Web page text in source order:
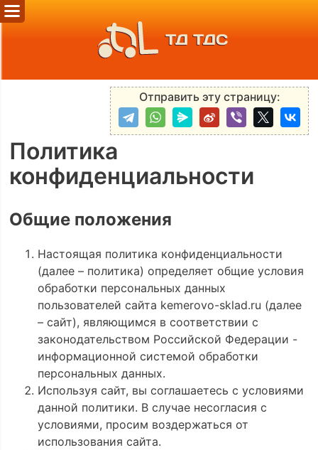
ТД ТДС
Отправить эту страницу:
Политика
конфиденциальности
Общие положения
Настоящая политика конфиденциальности
(далее – политика) определяет общие условия
обработки персональных данных
пользователей сайта kemerovo-sklad.ru (далее
– сайт), являющимся в соответствии с
законодательством Российской Федерации -
информационной системой обработки
персональных данных.
Используя сайт, вы соглашаетесь с условиями
данной политики. В случае несогласия с
условиями, просим воздержаться от
использования сайта.